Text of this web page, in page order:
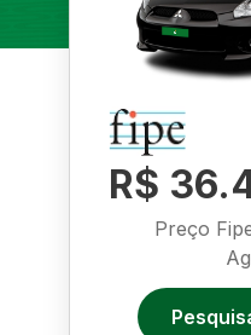
R$
Preço